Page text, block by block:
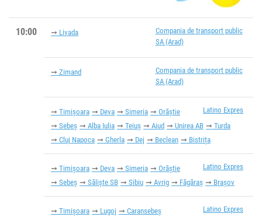
10:00
Compania de transport public
SA (Arad)
Livada
Compania de transport public
SA (Arad)
Zimand
Latino Expres
Timișoara Deva Simeria
Orăștie
Sebeș
Alba Iulia Teiuș Aiud Unirea AB
Turda
Cluj Napoca
Gherla Dej Beclean Bistrița
Latino Expres
Timișoara Deva Simeria
Orăștie
Sebeș
Săliște SB Sibiu Avrig Făgăraș Brașov
Latino Expres
Timișoara Lugoj
Caransebeș